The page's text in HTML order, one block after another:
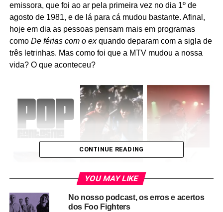
emissora, que foi ao ar pela primeira vez no dia 1º de
agosto de 1981, e de lá para cá mudou bastante. Afinal,
hoje em dia as pessoas pensam mais em programas
como De férias com o exquando deparam com a sigla de
três letrinhas. Mas como foi que a MTV mudou a nossa
vida? O que aconteceu?
CONTINUE READING
YOU MAY LIKE
No nosso podcast, os erros e acertos
dos Foo Fighters